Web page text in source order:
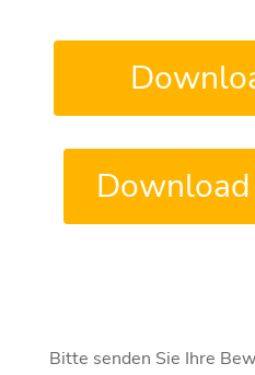
Bitte senden Sie Ihre